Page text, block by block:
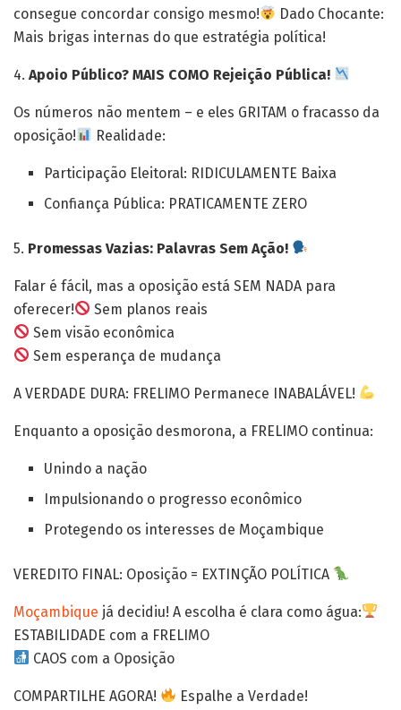
consegue concordar consigo mesmo!
Dado Chocante:
Mais brigas internas do que estratégia política!
4. Apoio Público? MAIS COMO Rejeição Pública!
Os números não mentem – e eles GRITAM o fracasso da
oposição!
Realidade:
Participação Eleitoral: RIDICULAMENTE Baixa
Confiança Pública: PRATICAMENTE ZERO
5. Promessas Vazias: Palavras Sem Ação!
Falar é fácil, mas a oposição está SEM NADA para
oferecer!
Sem planos reais
Sem visão econômica
Sem esperança de mudança
A VERDADE DURA: FRELIMO Permanece INABALÁVEL!
Enquanto a oposição desmorona, a FRELIMO continua:
Unindo a nação
Impulsionando o progresso econômico
Protegendo os interesses de Moçambique
VEREDITO FINAL: Oposição = EXTINÇÃO POLÍTICA
Moçambique já decidiu! A escolha é clara como água:
ESTABILIDADE com a FRELIMO
CAOS com a Oposição
COMPARTILHE AGORA! Espalhe a Verdade!